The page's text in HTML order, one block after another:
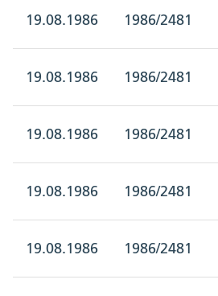
19.08.1986 1986/2481
19.08.1986 1986/2481
19.08.1986 1986/2481
19.08.1986 1986/2481
19.08.1986 1986/2481